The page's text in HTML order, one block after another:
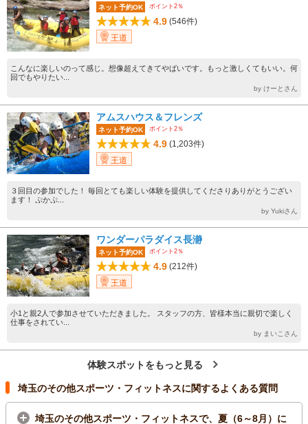
ネット予約OK ポイント2％
4.9 (546件)
王道
こんなに楽しいのって感じ。想像超えてきてやばいです。もっと激しくてもいい。何
回でもやりたい...
by けーとさん
アムスハウス＆フレンズ
ネット予約OK ポイント2％
4.9 (1,203件)
王道
３回目の参加でした！ 毎回とても楽しい体験を提供してくださりありがとうござい
ます！ ぷかぷ...
by Yukiさん
ワンダーパラダイス長瀞
ネット予約OK ポイント2％
4.9 (212件)
王道
小1と親2人で参加させていただきました。 スタッフの方、皆様本当に親切で楽しく
仕事をされてい...
by まいこさん
体験スポットをもっと見る
埼玉のその他スポーツ・フィットネスに関するよくある質問
埼玉のその他スポーツ・フィットネスで、夏（6～8月）に